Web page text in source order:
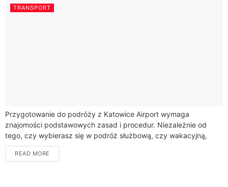
TRANSPORT
Przygotowanie do podróży z Katowice Airport wymaga
znajomości podstawowych zasad i procedur. Niezależnie od
tego, czy wybierasz się w podróż służbową, czy wakacyjną,
warto wcześniej zapoznać się z kluczowymi informacjami,...
READ MORE